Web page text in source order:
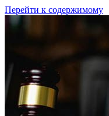
Перейти к содержимому